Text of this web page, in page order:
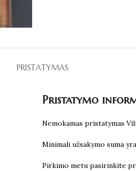
PRISTATYMAS
Pristatymo
Nemokamas pristatymas
Minimali užsakymo suma
Pirkimo metu pasirinkite